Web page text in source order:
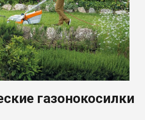
газонокосилки